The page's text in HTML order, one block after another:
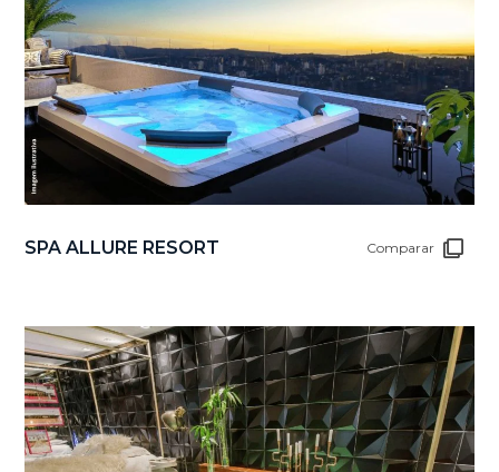
SPA ALLURE RESORT Comparar